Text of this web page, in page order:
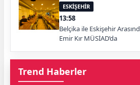
ESKİŞEHİR
13:58
Belçika ile Eskişehir
Emir Kır MÜSİAD’da
Trend Haberler